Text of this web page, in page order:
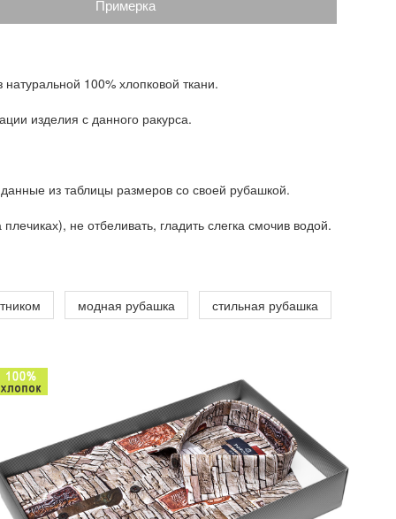
Примерка
100% хлопковой ткани.
изделия с данного ракурса.
из таблицы размеров со своей рубашкой.
не отбеливать, гладить слегка смочив водой.
модная рубашка стильная рубашка